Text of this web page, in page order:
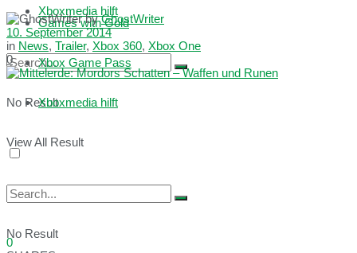
Xboxmedia hilft
No Result
View All Result
Games with Gold
Xbox Game Pass
Xboxmedia hilft
No Result
by GhostWriter
10. September 2014
in News, Trailer, Xbox 360, Xbox One
0
0